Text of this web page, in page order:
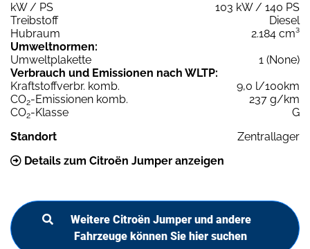
kW / PS
103 kW / 140 PS
Treibstoff
Diesel
Hubraum
2.184 cm³
Umweltnormen:
Umweltplakette
1 (None)
Verbrauch und Emissionen nach WLTP:
Kraftstoffverbr. komb.
9,0 l/100km
CO2-Emissionen komb.
237 g/km
CO2-Klasse
G
Standort
Zentrallager
Details zum Citroën Jumper anzeigen
Weitere Citroën Jumper und andere
Fahrzeuge können Sie hier suchen